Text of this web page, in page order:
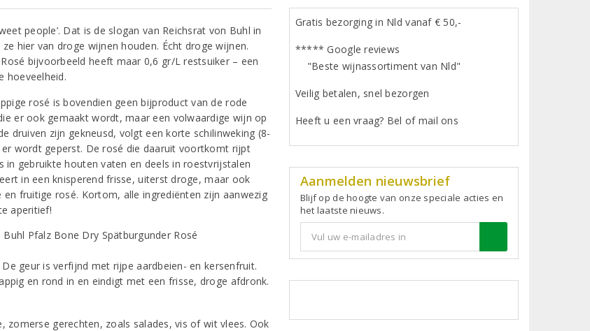
people’. Dat is de slogan van Reichsrat von Buhl in
hier van droge wijnen houden. Écht droge wijnen.
bijvoorbeeld heeft maar 0,6 gr/L restsuiker – een
hoeveelheid.
rosé is bovendien geen bijproduct van de rode
er ook gemaakt wordt, maar een volwaardige wijn op
druiven zijn gekneusd, volgt een korte schilinweking (8-
wordt geperst. De rosé die daaruit voortkomt rijpt
in gebruikte houten vaten en deels in roestvrijstalen
in een knisperend frisse, uiterst droge, maar ook
en fruitige rosé. Kortom, alle ingrediënten zijn aanwezig
aperitief!
geur is verfijnd met rijpe aardbeien- en kersenfruit.
en rond in en eindigt met een frisse, droge afdronk.
zomerse gerechten, zoals salades, vis of wit vlees. Ook
Gratis bezorging in Nld vanaf € 50,-
***** Google reviews
"Beste wijnassortiment van Nld"
Veilig betalen, snel bezorgen
Heeft u een vraag? Bel of mail ons
Aanmelden nieuwsbrief
Blijf op de hoogte van onze speciale acties en
het laatste nieuws.